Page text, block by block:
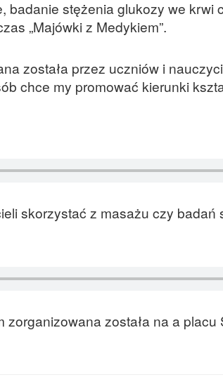
badanie stężenia glukozy we
„Majówki z Medykiem”.
została przez uczniów i
chce my promować kierunki
skorzystać z masażu czy badań
zorganizowana została na a placu